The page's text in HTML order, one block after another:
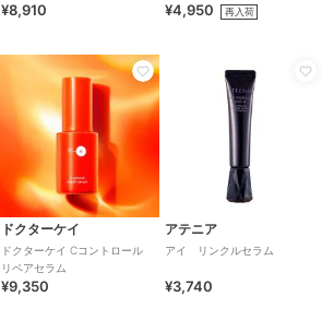
部外品）
¥8,910
レフィル９０Ｇ
¥4,950 再入荷
ドクターケイ
ドクターケイ Cコントロール
リペアセラム
¥9,350
アテニア
アイ リンクルセラム
¥3,740